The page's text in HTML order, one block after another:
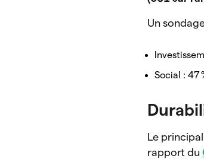
Un
Social : 47
Le
rapport du